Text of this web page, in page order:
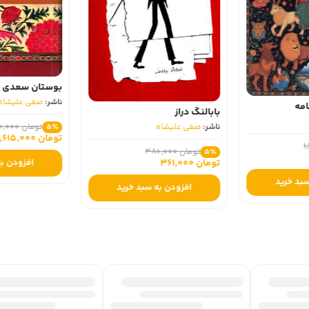
خرید
بابالنگ دراز
ناشر: صفی علیشاه
5٪ تومان 380,000
تومان 361,000
افزودن به سبد خرید
بوستان سعدی
ناشر: صفی
5٪ تومان 1,700,000
تومان 1,615,000
افزودن